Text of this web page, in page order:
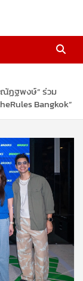
ณัฏฐพงษ์” ร่วม
Bangkok”